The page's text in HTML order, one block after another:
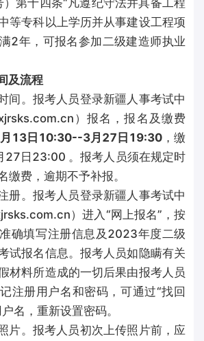
等专科以上学历并从事建设工程项
2年，可报名参加二级建造师执业
及流程
间。报考人员登录新疆人事考试中
）报名，报名及缴费
13日10:30--3月27日19:30 ，缴
27日23:00 。报考人员须在规定时
缴费，逾期不予补报。
册。报考人员登录新疆人事考试中
）进入“网上报名”，按
确填写注册信息及2023年度二级
试报名信息。报考人员如隐瞒有关
材料所造成的一切后果由报考人员
注册用户名和密码，可通过“找回
名，重新设置密码。
片。报考人员初次上传照片前，应